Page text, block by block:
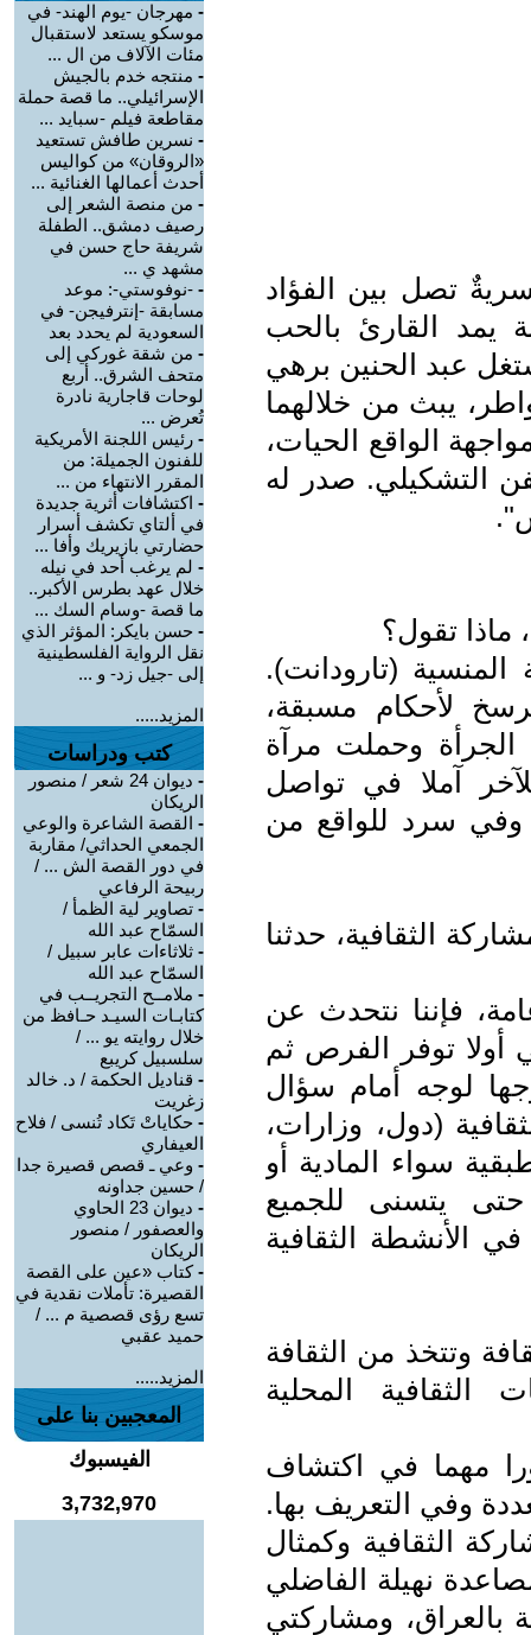
تصل بين الفؤاد
يمد القارئ بالحب
عبد الحنين برهي
يبث من خلالهما
الواقع الحيات،
التشكيلي. صدر له
تقول؟
(تارودانت).
لأحكام مسبقة،
الجرأة وحملت مرآة
آملا في تواصل
وفي سرد للواقع من
الثقافية، حدثنا
فإننا نتحدث عن
توفر الفرص ثم
لوجه أمام سؤال
(دول، وزارات،
سواء المادية أو
حتى يتسنى للجميع
الأنشطة الثقافية
وتتخذ من الثقافة
الثقافية المحلية
مهما في اكتشاف
وفي التعريف بها.
الثقافية وكمثال
نهيلة الفاضلي
بالعراق، ومشاركتي
- مهرجان -يوم الهند- في
موسكو يستعد لاستقبال
مئات الآلاف من ال ...
- منتجه خدم بالجيش
الإسرائيلي.. ما قصة حملة
مقاطعة فيلم -سبايد ...
- نسرين طافش تستعيد
«الروقان» من كواليس
أحدث أعمالها الغنائية ...
- من منصة الشعر إلى
رصيف دمشق.. الطفلة
شريفة حاج حسن في
مشهد ي ...
- -نوفوستي-: موعد
مسابقة -إنترفيجن- في
السعودية لم يحدد بعد
- من شقة غوركي إلى
متحف الشرق.. أربع
لوحات قاجارية نادرة
تُعرض ...
- رئيس اللجنة الأمريكية
للفنون الجميلة: من
المقرر الانتهاء من ...
- اكتشافات أثرية جديدة
في ألتاي تكشف أسرار
حضارتي بازيريك وأفا ...
- لم يرغب أحد في نيله
خلال عهد بطرس الأكبر..
ما قصة -وسام السك ...
- حسن بايكر: المؤثر الذي
نقل الرواية الفلسطينية
إلى -جيل زد- و ...
المزيد.....
كتب ودراسات
-
ديوان 24 شعر / منصور
الريكان
- القصة الشاعرة والوعي
الجمعي الحداثي/ مقاربة
في دور القصة الش ... /
ربيحة الرفاعي
- تصاوير لية الظمأ /
السمّاح عبد الله
- ثلاثاءات عابر سبيل /
السمّاح عبد الله
- ملامــح التجريــب في
كتابـات السيـد حـافظ من
خلال روايته يو ... /
سلسبيل كريبع
- قناديل الحكمة / د. خالد
زغريت
- حكاياتْ تَكاد تُنسى / فلاح
العيفاري
- وعي ـ قصص قصيرة جدا
/ حسين جداونه
-
ديوان 23 الحاوي
والعصفور / منصور
الريكان
-كتاب «عين على القصة
القصيرة: تأملات نقدية في
تسع رؤى قصصية م ... /
حميد عقبي
المزيد.....
المعجبين بنا على
الفيسبوك
3,732,970